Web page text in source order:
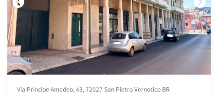
Via Principe Amedeo, 43, 72027 San Pietro Vernotico BR